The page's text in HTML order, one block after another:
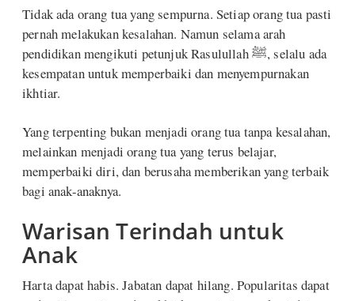
Tidak ada orang tua yang sempurna. Setiap orang tua pasti
pernah melakukan kesalahan. Namun selama arah
pendidikan mengikuti petunjuk Rasulullah ﷺ, selalu ada
kesempatan untuk memperbaiki dan menyempurnakan
ikhtiar.
Yang terpenting bukan menjadi orang tua tanpa kesalahan,
melainkan menjadi orang tua yang terus belajar,
memperbaiki diri, dan berusaha memberikan yang terbaik
bagi anak-anaknya.
Warisan Terindah untuk
Anak
Harta dapat habis. Jabatan dapat hilang. Popularitas dapat